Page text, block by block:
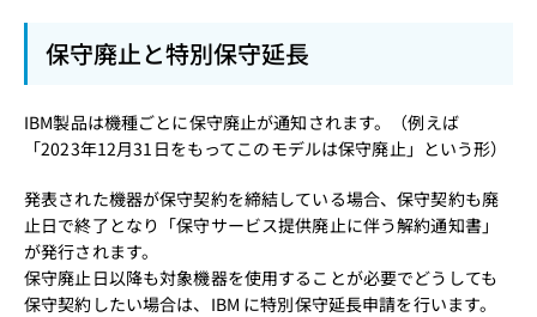
保守廃止と特別保守延長
IBM製品は機種ごとに保守廃止が通知されます。（例えば
「2023年12月31日をもってこのモデルは保守廃止」という形）
発表された機器が保守契約を締結している場合、保守契約も廃
止日で終了となり「保守サービス提供廃止に伴う解約通知書」
が発行されます。
保守廃止日以降も対象機器を使用することが必要でどうしても
保守契約したい場合は、IBM に特別保守延長申請を行います。